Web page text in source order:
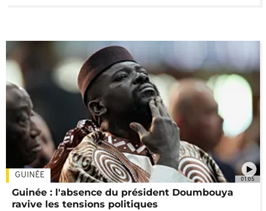
01:05
GUINÉE
Guinée : l'absence du président Doumbouya
ravive les tensions politiques